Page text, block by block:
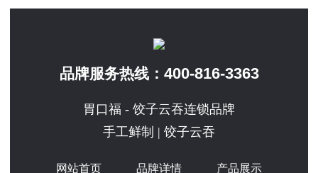
品牌服务热线： 400-816-3363
胃口福 - 饺子云吞连锁品牌
手工鲜制 | 饺子云吞
网站首页 品牌详情 产品展示